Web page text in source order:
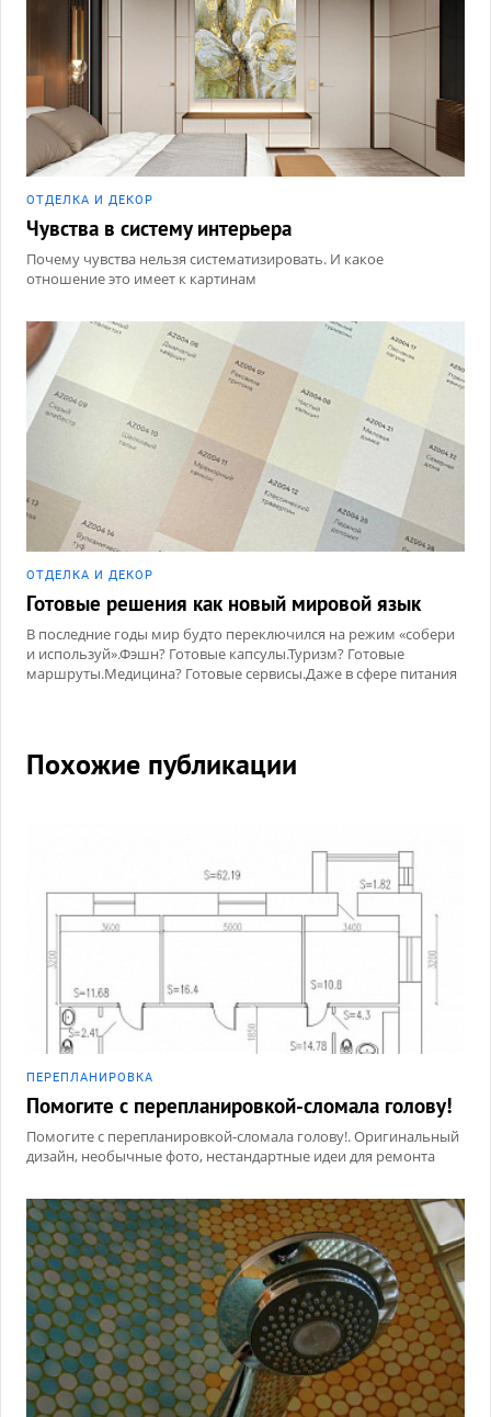
ОТДЕЛКА И ДЕКОР
Чувства в систему интерьера
Почему чувства нельзя систематизировать. И какое
отношение это имеет к картинам
ОТДЕЛКА И ДЕКОР
Готовые решения как новый мировой язык
В последние годы мир будто переключился на режим «собери
и используй».Фэшн? Готовые капсулы.Туризм? Готовые
маршруты.Медицина? Готовые сервисы.Даже в сфере питания
Похожие публикации
ПЕРЕПЛАНИРОВКА
Помогите с перепланировкой-сломала голову!
Помогите с перепланировкой-сломала голову!. Оригинальный
дизайн, необычные фото, нестандартные идеи для ремонта